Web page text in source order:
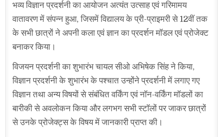
भव्य विज्ञान प्रदर्शनी का आयोजन अत्यंत उत्साह एवं गरिमामय
वातावरण में संपन्न हुआ, जिसमें विद्यालय के प्री-प्राइमरी से 12वीं तक
के सभी छात्रों ने अपनी कला एवं ज्ञान का प्रदर्शन मॉडल एवं प्रोजेक्ट
बनाकर किया।
विजयन प्रदर्शनी का शुभारंभ चायल सीओ अभिषेक सिंह ने किया,
विज्ञान प्रदर्शनी के शुभारंभ के पश्चात उन्होंने प्रदर्शनी में लगाए गए
विज्ञान तथा अन्य विषयों से संबंधित वर्किंग एवं नॉन-वर्किंग मॉडलों का
बारीकी से अवलोकन किया और लगभग सभी स्टॉलों पर जाकर छात्रों
से उनके प्रोजेक्ट्स के विषय में जानकारी प्राप्त की।